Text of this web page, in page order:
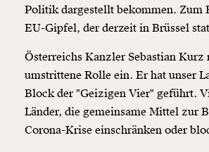
Politik dargestellt bekommen. Zum
EU-Gipfel, der derzeit in Brüssel
Österreichs Kanzler Sebastian
umstrittene Rolle ein. Er hat unser
Block der "Geizigen Vier" geführt.
Länder, die gemeinsame Mittel zur
Corona-Krise einschränken oder